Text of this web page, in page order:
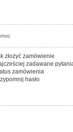
złożyć zamówienie
zadawane
zamówienia
hasło